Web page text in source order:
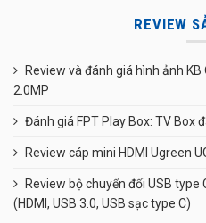
REVIEW
Review và đánh giá hình ảnh
2.0MP
Đánh giá FPT Play Box: TV Box
Review cáp mini HDMI Ugreen
Review bộ chuyển đổi USB
(HDMI, USB 3.0, USB sạc type C)